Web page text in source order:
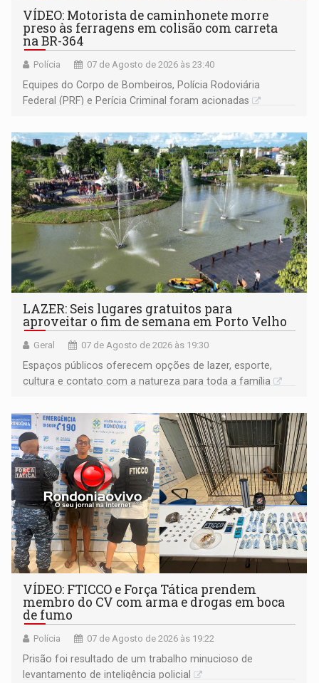
VÍDEO: Motorista de caminhonete morre
preso às ferragens em colisão com carreta
na BR-364
Polícia 07 de Agosto de 2026 às 23:40
Equipes do Corpo de Bombeiros, Polícia Rodoviária
Federal (PRF) e Perícia Criminal foram acionadas
LAZER: Seis lugares gratuitos para
aproveitar o fim de semana em Porto Velho
Geral 07 de Agosto de 2026 às 19:30
Espaços públicos oferecem opções de lazer, esporte,
cultura e contato com a natureza para toda a família
VÍDEO: FTICCO e Força Tática prendem
membro do CV com arma e drogas em boca
de fumo
Polícia 07 de Agosto de 2026 às 19:22
Prisão foi resultado de um trabalho minucioso de
levantamento de inteligência policial